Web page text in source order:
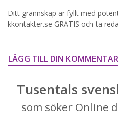
Ditt grannskap är fyllt med
kkontakter.se GRATIS och ta
LÄGG TILL DIN KOMMENTAR
Tusentals
som söker Online